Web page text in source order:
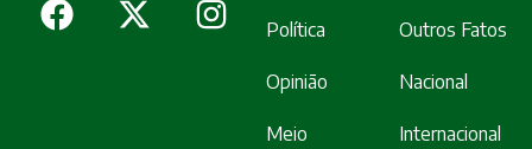
Política Outros Fatos
Opinião Nacional
Meio
Internacional